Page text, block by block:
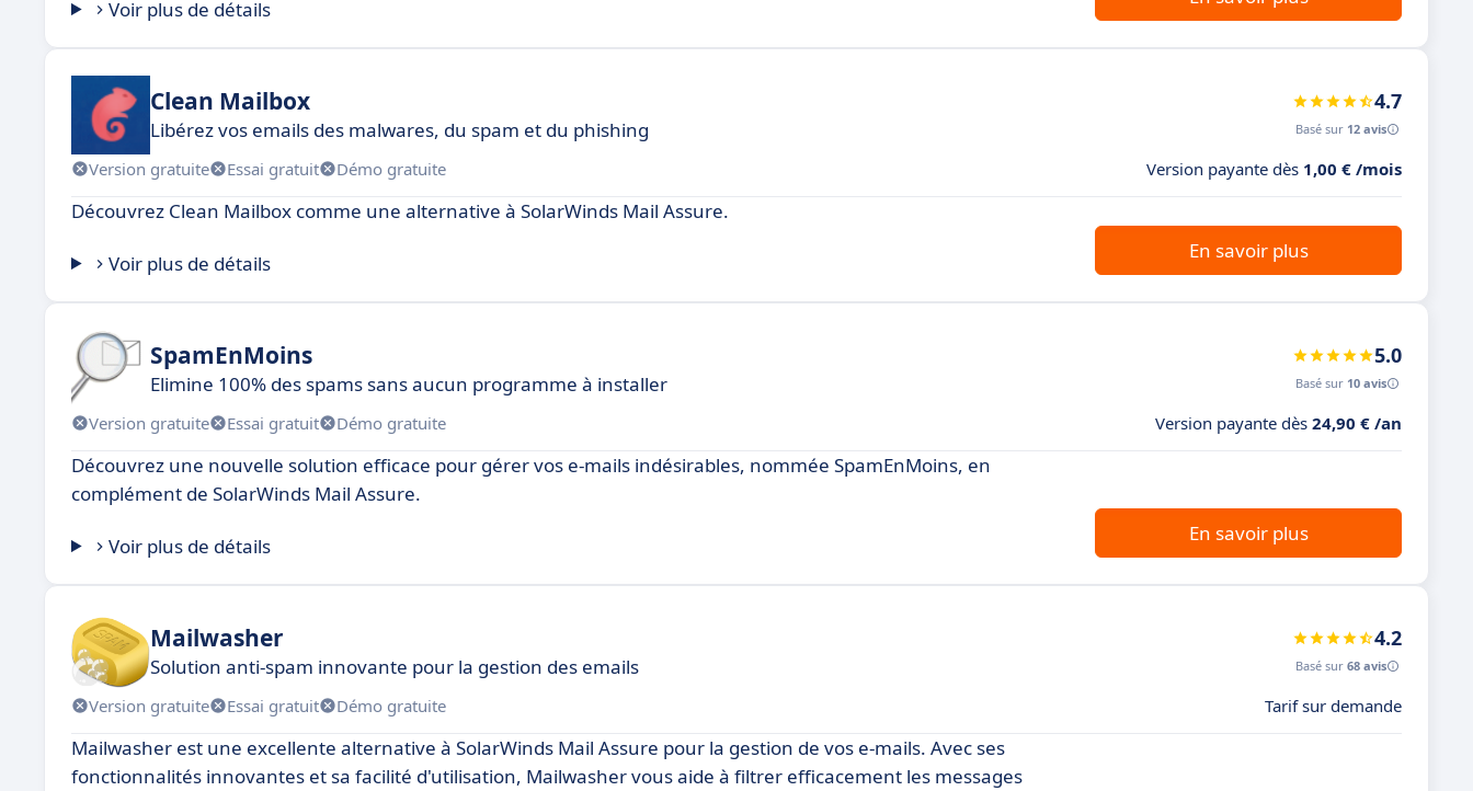
Voir plus de détails
Clean Mailbox
Libérez vos emails des malwares, du spam et du phishing
4.7
Basé sur 12 avis
Version gratuite Essai gratuit Démo gratuite Version payante dès 1,00 € /mois
Découvrez Clean Mailbox comme une alternative à SolarWinds Mail Assure.
Voir plus de détails
En savoir plus
SpamEnMoins
Elimine 100% des spams sans aucun programme à installer
5.0
Basé sur 10 avis
Version gratuite Essai gratuit Démo gratuite Version payante dès 24,90 € /an
Découvrez une nouvelle solution efficace pour gérer vos e-mails indésirables, nommée SpamEnMoins, en
complément de SolarWinds Mail Assure.
Voir plus de détails
En savoir plus
Mailwasher
Solution anti-spam innovante pour la gestion des emails
4.2
Basé sur 68 avis
Version gratuite Essai gratuit Démo gratuite Tarif sur demande
Mailwasher est une excellente alternative à SolarWinds Mail Assure pour la gestion de vos e-mails. Avec ses
fonctionnalités innovantes et sa facilité d'utilisation, Mailwasher vous aide à filtrer efficacement les messages